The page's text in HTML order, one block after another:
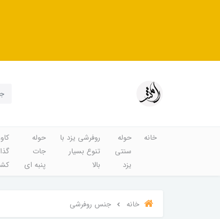
خانه
حوله
سنتی
یزد
روفرشی یزد با
تنوع بسیار
بالا
حوله
جات
پنبه ای
خانه جنس روفرشی